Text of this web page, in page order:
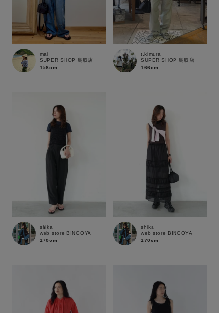
通常商品 予約商品
セール価格 WEB限定
在庫
在庫あり 在庫なし含む
mai
SUPER SHOP 鳥取店
158cm
t.kimura
SUPER SHOP 鳥取店
166cm
shika
web store BINGOYA
170cm
shika
web store BINGOYA
170cm